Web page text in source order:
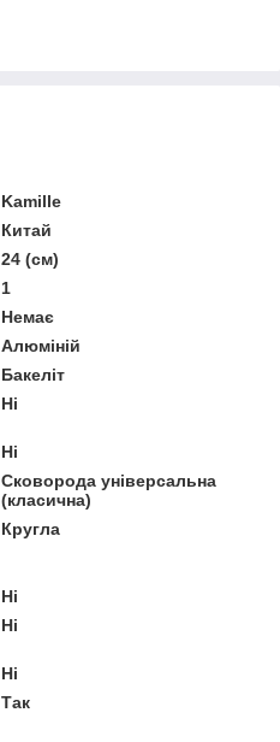
Kamille
Китай
24 (см)
1
Немає
Алюміній
Бакеліт
Ні
Ні
Сковорода універсальна
(класична)
Кругла
Ні
Ні
Ні
Так